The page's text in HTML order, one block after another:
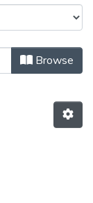
Browse